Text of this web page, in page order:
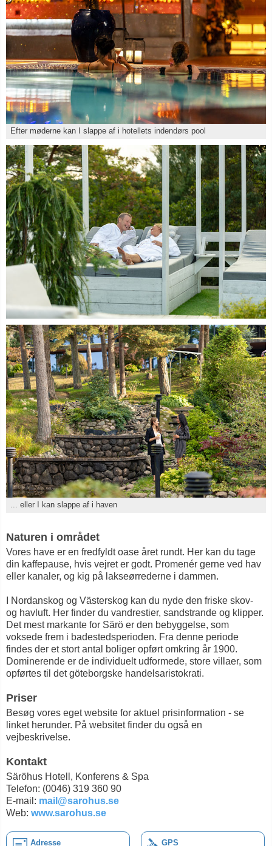
Efter møderne kan I slappe af i hotellets indendørs pool
... eller I kan slappe af i haven
Naturen i området
Vores have er en fredfyldt oase året rundt. Her kan du tage
din kaffepause, hvis vejret er godt. Promenér gerne ved hav
eller kanaler, og kig på lakseørrederne i dammen.
I Nordanskog og Västerskog kan du nyde den friske skov-
og havluft. Her finder du vandrestier, sandstrande og klipper.
Det mest markante for Särö er den bebyggelse, som
voksede frem i badestedsperioden. Fra denne periode
findes der et stort antal boliger opført omkring år 1900.
Dominerende er de individuelt udformede, store villaer, som
opførtes til det göteborgske handelsaristokrati.
Priser
Besøg vores eget website for aktuel prisinformation - se
linket herunder. På websitet finder du også en
vejbeskrivelse.
Kontakt
Säröhus Hotell, Konferens & Spa
Telefon: (0046) 319 360 90
E-mail: mail@sarohus.se
Web: www.sarohus.se
Adresse GPS